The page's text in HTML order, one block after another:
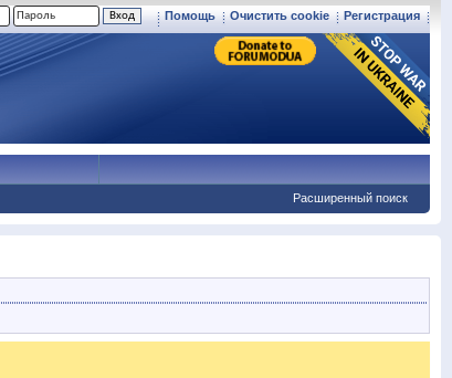
Регистрация
Очистить cookie
Помощь
Расширенный поиск